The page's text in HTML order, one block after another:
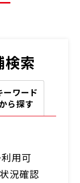
検索
ーワード
ら探す
用可
況確認